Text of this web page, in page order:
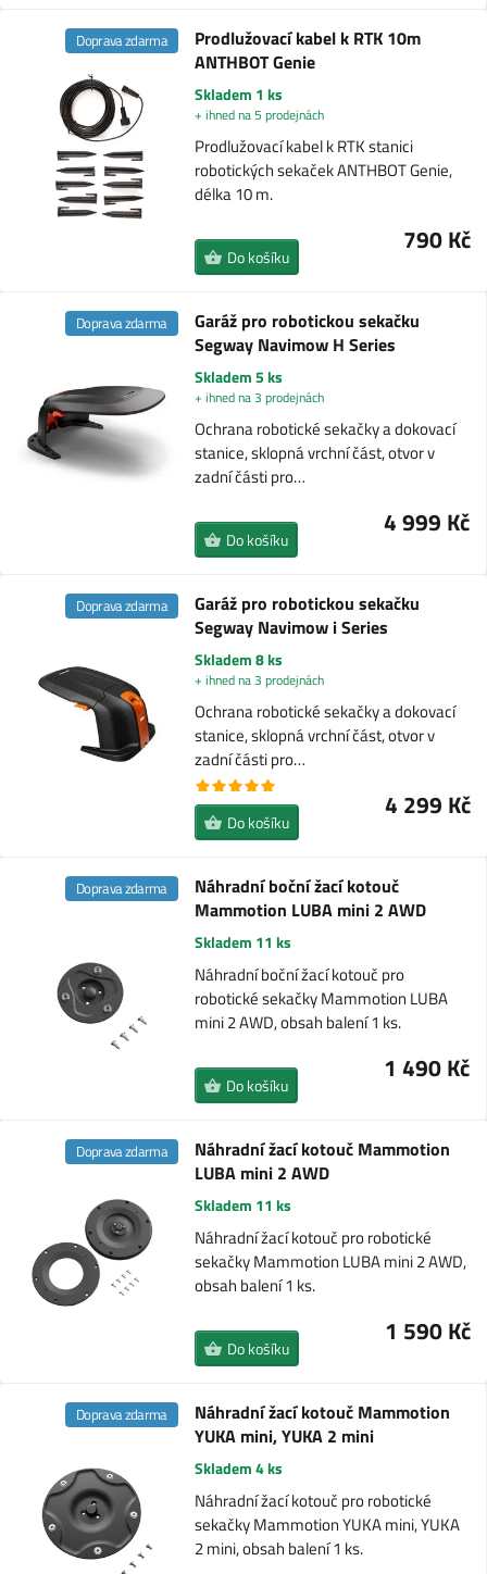
Prodlužovací kabel k RTK 10m
ANTHBOT Genie
Doprava zdarma
Skladem 1 ks
+ ihned na 5 prodejnách
Prodlužovací kabel k RTK stanici
robotických sekaček ANTHBOT Genie,
délka 10 m.
790 Kč
Do košíku
Garáž pro robotickou sekačku
Segway Navimow H Series
Doprava zdarma
Skladem 5 ks
+ ihned na 3 prodejnách
Ochrana robotické sekačky a dokovací
stanice, sklopná vrchní část, otvor v
zadní části pro…
4 999 Kč
Do košíku
Garáž pro robotickou sekačku
Segway Navimow i Series
Doprava zdarma
Skladem 8 ks
+ ihned na 3 prodejnách
Ochrana robotické sekačky a dokovací
stanice, sklopná vrchní část, otvor v
zadní části pro…
4 299 Kč
Do košíku
Náhradní boční žací kotouč
Mammotion LUBA mini 2 AWD
Doprava zdarma
Skladem 11 ks
Náhradní boční žací kotouč pro
robotické sekačky Mammotion LUBA
mini 2 AWD, obsah balení 1 ks.
1 490 Kč
Do košíku
Náhradní žací kotouč Mammotion
LUBA mini 2 AWD
Doprava zdarma
Skladem 11 ks
Náhradní žací kotouč pro robotické
sekačky Mammotion LUBA mini 2 AWD,
obsah balení 1 ks.
1 590 Kč
Do košíku
Náhradní žací kotouč Mammotion
YUKA mini, YUKA 2 mini
Doprava zdarma
Skladem 4 ks
Náhradní žací kotouč pro robotické
sekačky Mammotion YUKA mini, YUKA
2 mini, obsah balení 1 ks.